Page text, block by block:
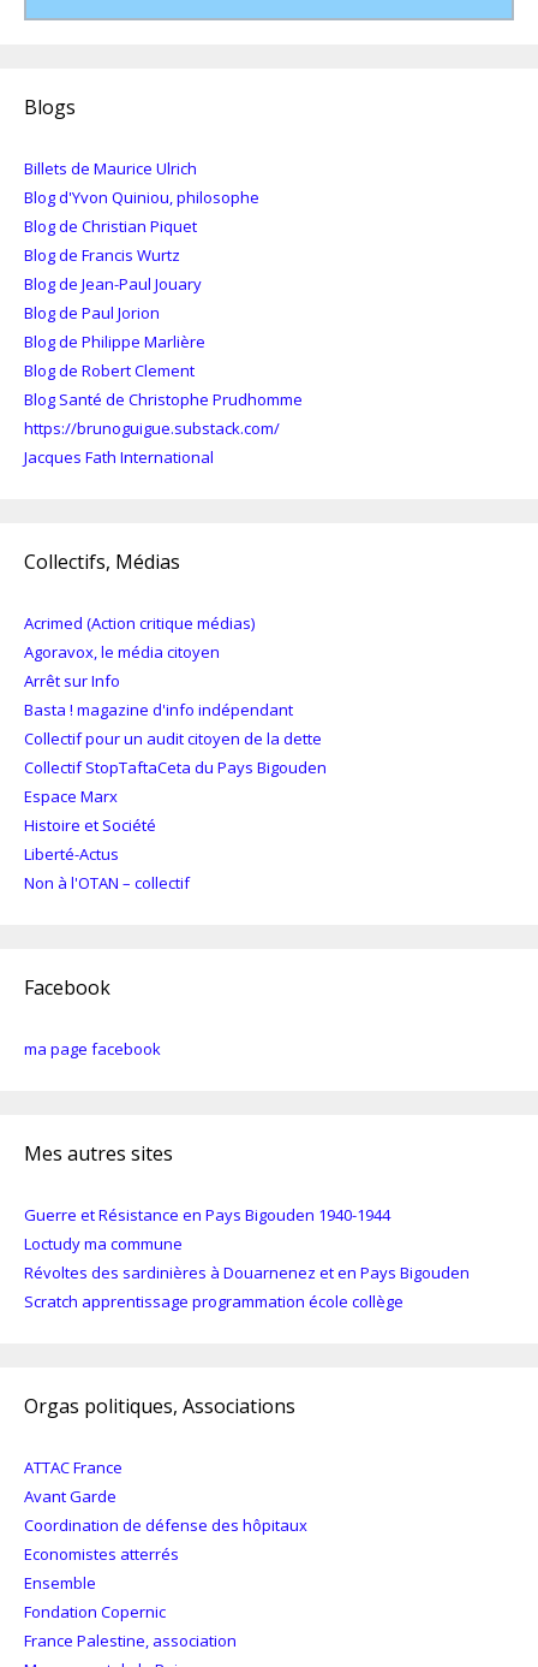
Blogs
Billets de Maurice Ulrich
Blog d'Yvon Quiniou, philosophe
Blog de Christian Piquet
Blog de Francis Wurtz
Blog de Jean-Paul Jouary
Blog de Paul Jorion
Blog de Philippe Marlière
Blog de Robert Clement
Blog Santé de Christophe Prudhomme
https://brunoguigue.substack.com/
Jacques Fath International
Collectifs, Médias
Acrimed (Action critique médias)
Agoravox, le média citoyen
Arrêt sur Info
Basta ! magazine d'info indépendant
Collectif pour un audit citoyen de la dette
Collectif StopTaftaCeta du Pays Bigouden
Espace Marx
Histoire et Société
Liberté-Actus
Non à l'OTAN – collectif
Facebook
ma page facebook
Mes autres sites
Guerre et Résistance en Pays Bigouden 1940-1944
Loctudy ma commune
Révoltes des sardinières à Douarnenez et en Pays Bigouden
Scratch apprentissage programmation école collège
Orgas politiques, Associations
ATTAC France
Avant Garde
Coordination de défense des hôpitaux
Economistes atterrés
Ensemble
Fondation Copernic
France Palestine, association